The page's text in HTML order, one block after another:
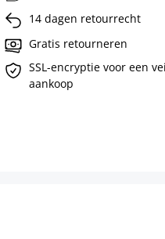
14 dagen retourrecht
Gratis retourneren
SSL-encryptie voor een
aankoop